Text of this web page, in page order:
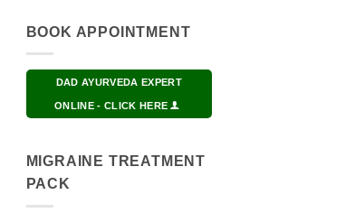
BOOK APPOINTMENT
DAD AYURVEDA EXPERT
ONLINE - CLICK HERE
MIGRAINE TREATMENT
PACK